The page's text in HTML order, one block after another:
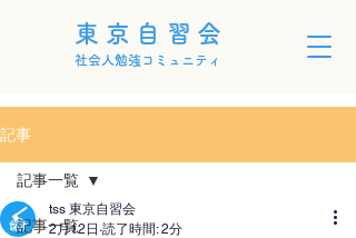
東京自習会
社会人勉強コミュニティ
記事
記事一覧
記事一覧
tss 東京自習会
2月12日 読了時間: 2分